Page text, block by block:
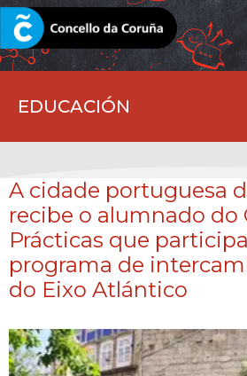
EDUCACIÓN
CORUNA.GAL
A cidade portuguesa
recibe o alumnado do
Prácticas que
programa de
do Eixo Atlántico